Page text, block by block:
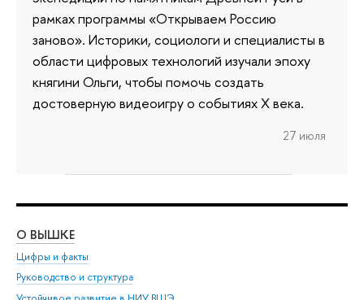
рамках программы «Открываем Россию
заново». Историки, социологи и специалисты в
области цифровых технологий изучали эпоху
княгини Ольги, чтобы помочь создать
достоверную видеоигру о событиях X века.
27 июля
О ВЫШКЕ
Цифры и факты
Руководство и структура